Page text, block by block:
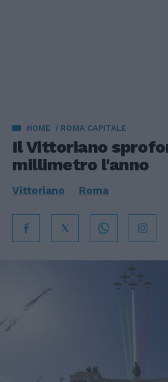
HOME ROMA CAPITALE
Il Vittoriano
millimetro l'anno
Vittoriano Roma